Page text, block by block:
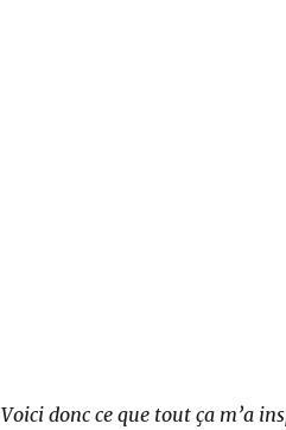
Voici donc ce que tout ça m’a